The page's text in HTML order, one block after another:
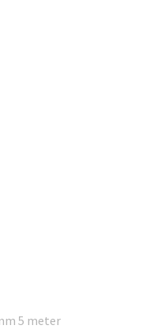
5 meter